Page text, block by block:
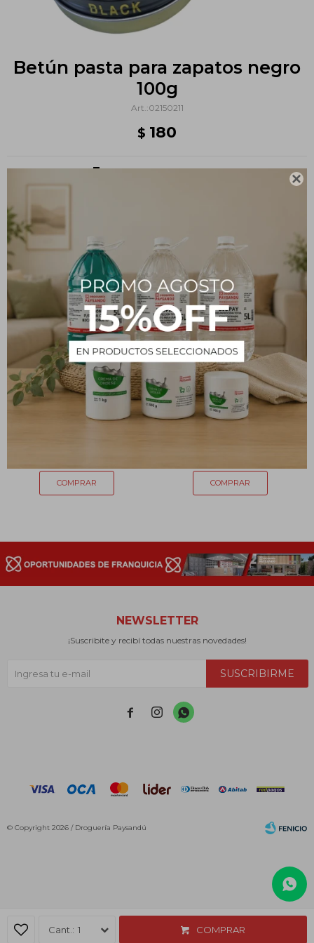

Betún pasta para zapatos negro
100g
02150211
$ 180
1 COMPRAR
Métodos y costos de envío
PRODUCTOS QUE TE PUEDEN INTERESAR
NEWSLETTER
¡Suscribite y recibí todas nuestras novedades!
SUSCRIBIRME
  
© Copyright 2026 / Droguería Paysandú